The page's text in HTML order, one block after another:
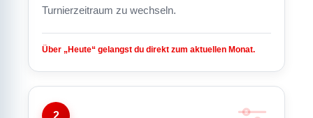
Turnierzeitraum zu wechseln.
Über „Heute“ gelangst du direkt zum aktuellen Monat.
2